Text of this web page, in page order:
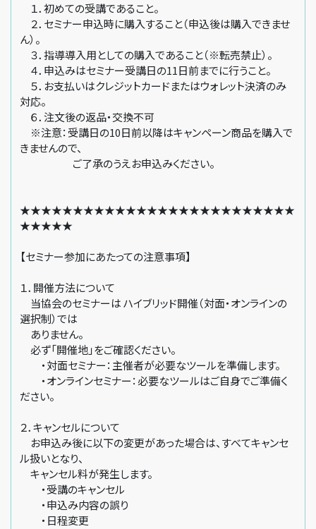
１．初めての受講であること。
２．セミナー申込時に購入すること（申込後は購入できませ
ん）。
３．指導導入用としての購入であること（※転売禁止）。
４．申込みはセミナー受講日の11日前までに行うこと。
５．お支払いはクレジットカードまたはウォレット決済のみ
対応。
６．注文後の返品・交換不可
※注意：受講日の10日前以降はキャンペーン商品を購入で
きませんので、
ご了承のうえお申込みください。
★★★★★★★★★★★★★★★★★★★★★★★★★★
★★★★★
【セミナー参加にあたっての注意事項】
１．開催方法について
当協会のセミナーは ハイブリッド開催（対面・オンラインの
選択制）では
ありません。
必ず「開催地」をご確認ください。
・対面セミナー：主催者が必要なツールを準備します。
・オンラインセミナー：必要なツールはご自身でご準備く
ださい。
２．キャンセルについて
お申込み後に以下の変更があった場合は、すべてキャンセ
ル扱いとなり、
キャンセル料が発生します。
・受講のキャンセル
・申込み内容の誤り
・日程変更